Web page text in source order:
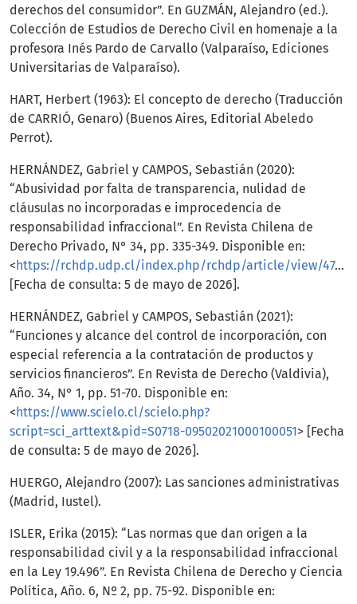
derechos del consumidor”. En GUZMÁN, Alejandro (ed.).
Colección de Estudios de Derecho Civil en homenaje a la
profesora Inés Pardo de Carvallo (Valparaíso, Ediciones
Universitarias de Valparaíso).
HART, Herbert (1963): El concepto de derecho (Traducción
de CARRIÓ, Genaro) (Buenos Aires, Editorial Abeledo
Perrot).
HERNÁNDEZ, Gabriel y CAMPOS, Sebastián (2020):
“Abusividad por falta de transparencia, nulidad de
cláusulas no incorporadas e improcedencia de
responsabilidad infraccional”. En Revista Chilena de
Derecho Privado, N° 34, pp. 335-349. Disponible en:
< https://rchdp.udp.cl/index.php/rchdp/article/view/474 >
[Fecha de consulta: 5 de mayo de 2026].
HERNÁNDEZ, Gabriel y CAMPOS, Sebastián (2021):
“Funciones y alcance del control de incorporación, con
especial referencia a la contratación de productos y
servicios financieros”. En Revista de Derecho (Valdivia),
Año. 34, N° 1, pp. 51-70. Disponible en:
< https://www.scielo.cl/scielo.php?
script=sci_arttext&pid=S0718-09502021000100051> [Fecha
de consulta: 5 de mayo de 2026].
HUERGO, Alejandro (2007): Las sanciones administrativas
(Madrid, Iustel).
ISLER, Erika (2015): “Las normas que dan origen a la
responsabilidad civil y a la responsabilidad infraccional
en la Ley 19.496”. En Revista Chilena de Derecho y Ciencia
Política, Año. 6, Nº 2, pp. 75-92. Disponible en: